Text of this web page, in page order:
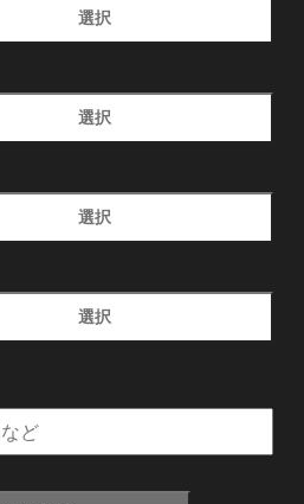
選択
選択
選択
選択